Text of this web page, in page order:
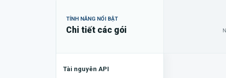
TÍNH NĂNG NỔI BẬT
Chi tiết các gói
Tài nguyên API